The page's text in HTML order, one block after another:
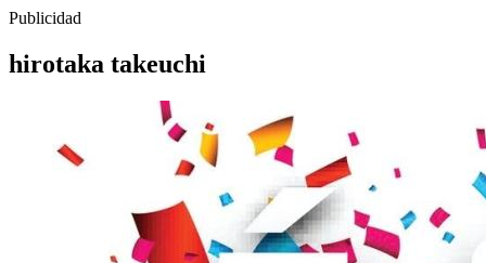
Publicidad
hirotaka takeuchi